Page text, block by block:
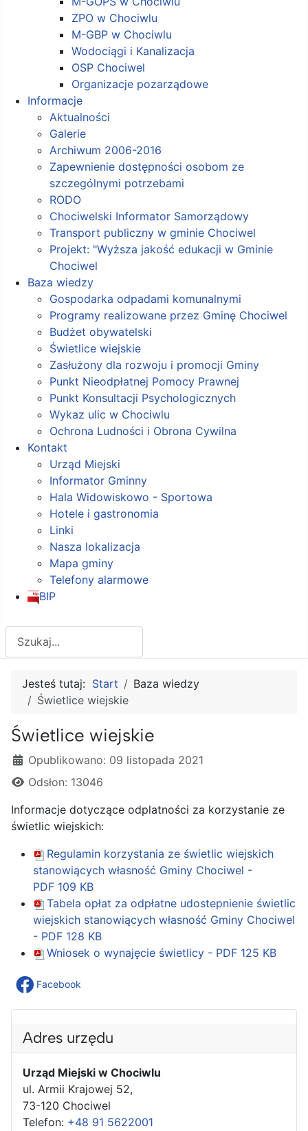
ZPO w Chociwlu
M-GBP w Chociwlu
Wodociągi i Kanalizacja
OSP Chociwel
Organizacje pozarządowe
Informacje
Aktualności
Galerie
Archiwum 2006-2016
Zapewnienie dostępności osobom ze
szczególnymi potrzebami
RODO
Chociwelski Informator Samorządowy
Transport publiczny w gminie Chociwel
Projekt: "Wyższa jakość edukacji w Gminie
Chociwel
Baza wiedzy
Gospodarka odpadami komunalnymi
Programy realizowane przez Gminę Chociwel
Budżet obywatelski
Świetlice wiejskie
Zasłużony dla rozwoju i promocji Gminy
Punkt Nieodpłatnej Pomocy Prawnej
Punkt Konsultacji Psychologicznych
Wykaz ulic w Chociwlu
Ochrona Ludności i Obrona Cywilna
Kontakt
Urząd Miejski
Informator Gminny
Hala Widowiskowo - Sportowa
Hotele i gastronomia
Linki
Nasza lokalizacja
Mapa gminy
Telefony alarmowe
BIP
Jesteś tutaj: Start
Baza wiedzy
Świetlice wiejskie
Świetlice wiejskie
Szczegóły
Opublikowano: 09 listopada 2021
Odsłon: 13046
Informacje dotyczące odplatności za korzystanie ze
świetlic wiejskich:
Regulamin korzystania ze świetlic wiejskich
stanowiących własność Gminy Chociwel -
PDF 109 KB
Tabela opłat za odpłatne udostepnienie świetlic
wiejskich stanowiących własność Gminy Chociwel
- PDF 128 KB
Wniosek o wynajęcie świetlicy - PDF 125 KB
Facebook
Adres urzędu
Urząd Miejski w Chociwlu
ul. Armii Krajowej 52,
73-120 Chociwel
Telefon: +48 91 5622001